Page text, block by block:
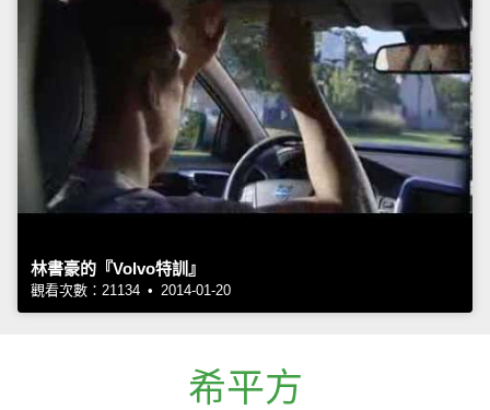
林書豪的『Volvo特訓』
觀看次數：21134 • 2014-01-20
希平方